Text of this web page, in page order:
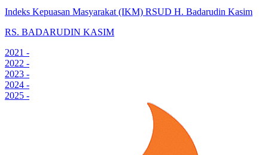
Indeks Kepuasan Masyarakat (IKM) RSUD H. Badarudin Kasim
RS. BADARUDIN KASIM
2021 -
2022 -
2023 -
2024 -
2025 -